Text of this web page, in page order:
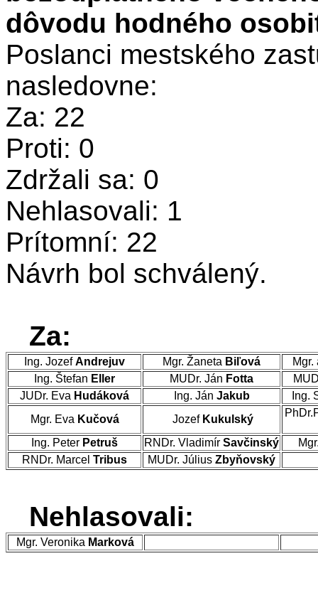
dôvodu hodného
Poslanci mestského
nasledovne:
Za: 22
Proti: 0
Zdržali sa: 0
Nehlasovali: 1
Prítomní: 22
Návrh bol schválený.
Za:
Ing. JozefAndrejuv Mgr. Žaneta Biľová
Ing. Štefan Eller MUDr. Ján Fotta
JUDr. Eva Hudáková Ing. Ján Jakub
Ing.
Mgr. Eva Kučová Jozef Kukulský
Ing. Peter Petruš RNDr. Vladimír Savčinský
RNDr. Marcel Tribus MUDr. Július Zbyňovský
Nehlasovali:
Mgr. Veronika Marková